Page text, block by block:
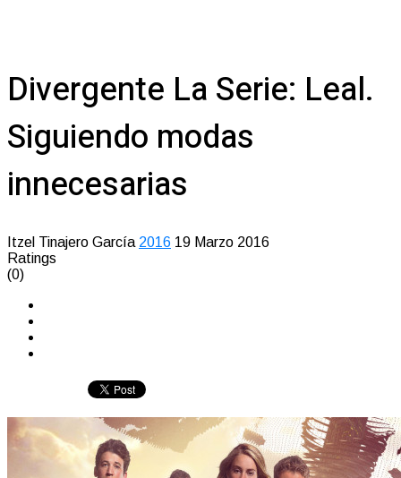
Divergente La Serie: Leal.
Siguiendo modas
innecesarias
Itzel Tinajero García 2016 19 Marzo 2016
Ratings
(0)